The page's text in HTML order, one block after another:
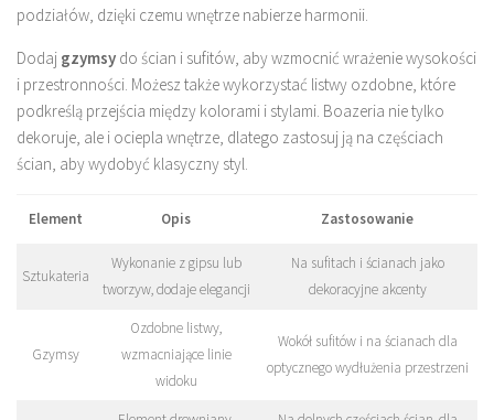
podziałów, dzięki czemu wnętrze nabierze harmonii.
Dodaj gzymsy do ścian i sufitów, aby wzmocnić wrażenie wysokości
i przestronności. Możesz także wykorzystać listwy ozdobne, które
podkreślą przejścia między kolorami i stylami. Boazeria nie tylko
dekoruje, ale i ociepla wnętrze, dlatego zastosuj ją na częściach
ścian, aby wydobyć klasyczny styl.
Element Opis Zastosowanie
Sztukateria
Wykonanie z gipsu lub
tworzyw, dodaje elegancji
Na sufitach i ścianach jako
dekoracyjne akcenty
Gzymsy
Ozdobne listwy,
wzmacniające linie
widoku
Wokół sufitów i na ścianach dla
optycznego wydłużenia przestrzeni